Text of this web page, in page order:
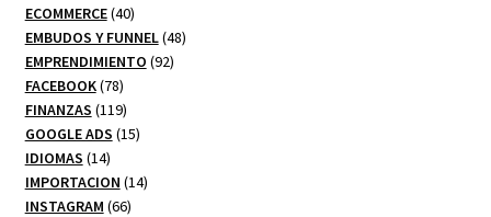
producto
ECOMMERCE 4040
productos
EMBUDOS Y FUNNEL 4848
EMPRENDIMIENTO 9292
FACEBOOK 7878
productos
FINANZAS 119119
productos
GOOGLE ADS 1515
IDIOMAS 1414
productos
IMPORTACION 1414
INSTAGRAM 6666